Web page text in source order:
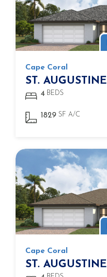
Cape Coral
ST. AUGUSTINE
4 BEDS
1829 SF A/C
Cape Coral
ST. AUGUSTINE